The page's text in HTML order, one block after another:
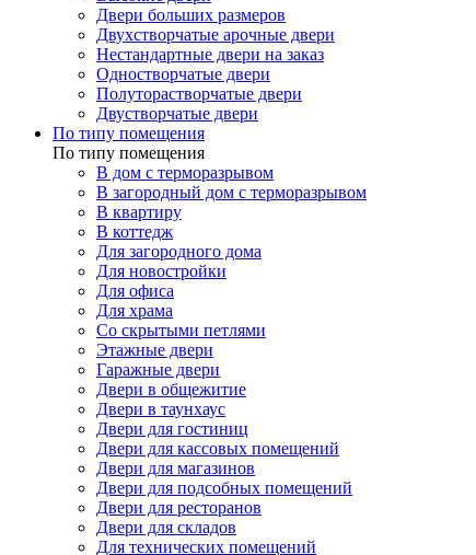
Двери больших размеров
Двухстворчатые арочные двери
Нестандартные двери на заказ
Одностворчатые двери
Полуторастворчатые двери
Двустворчатые двери
По типу помещения
По типу помещения
В дом с терморазрывом
В загородный дом с терморазрывом
В квартиру
В коттедж
Для загородного дома
Для новостройки
Для офиса
Для храма
Со скрытыми петлями
Этажные двери
Гаражные двери
Двери в общежитие
Двери в таунхаус
Двери для гостиниц
Двери для кассовых помещений
Двери для магазинов
Двери для подсобных помещений
Двери для ресторанов
Двери для складов
Для технических помещений